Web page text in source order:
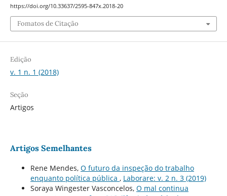
https://doi.org/10.33637/2595-847x.2018-20
Fomatos de Citação
Edição
v. 1 n. 1 (2018)
Seção
Artigos
Artigos Semelhantes
Rene Mendes, O futuro da inspeção do trabalho
enquanto polí­tica pública , Laborare: v. 2 n. 3 (2019)
Soraya Wingester Vasconcelos, O mal continua